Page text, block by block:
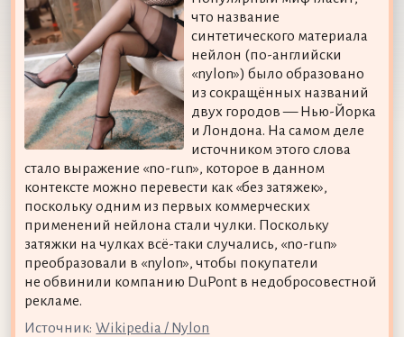
что название
синтетического материала
нейлон (по-английски
«nylon») было образовано
из сокращённых названий
двух городов — Нью-Йорка
и Лондона. На самом деле
источником этого слова
стало выражение «no-run», которое в данном
контексте можно перевести как «без затяжек»,
поскольку одним из первых коммерческих
применений нейлона стали чулки. Поскольку
затяжки на чулках всё-таки случались, «no-run»
преобразовали в «nylon», чтобы покупатели
не обвинили компанию DuPont в недобросовестной
рекламе.
Источник: Wikipedia / Nylon